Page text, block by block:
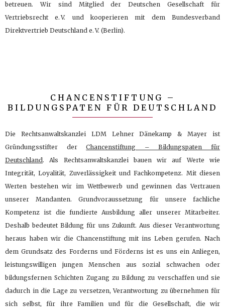
betreuen. Wir sind Mitglied der Deutschen Gesellschaft für
Vertriebsrecht e. V. und kooperieren mit dem Bundesverband
Direktvertrieb Deutschland e. V. (Berlin).
CHANCENSTIFTUNG –
BILDUNGSPATEN FÜR DEUTSCHLAND
Die Rechtsanwaltskanzlei LDM Lehner Dänekamp & Mayer ist
Gründungsstifter derChancenstiftung – Bildungspaten für
Deutschland. Als Rechtsanwaltskanzlei bauen wir auf Werte wie
Integrität, Loyalität, Zuverlässigkeit und Fachkompetenz. Mit diesen
Werten bestehen wir im Wettbewerb und gewinnen das Vertrauen
unserer Mandanten. Grundvoraussetzung für unsere fachliche
Kompetenz ist die fundierte Ausbildung aller unserer Mitarbeiter.
Deshalb bedeutet Bildung für uns Zukunft. Aus dieser Verantwortung
heraus haben wir die Chancenstiftung mit ins Leben gerufen. Nach
dem Grundsatz des Forderns und Förderns ist es uns ein Anliegen,
leistungswilligen jungen Menschen aus sozial schwachen oder
bildungsfernen Schichten Zugang zu Bildung zu verschaffen und sie
dadurch in die Lage zu versetzen, Verantwortung zu übernehmen für
sich selbst, für ihre Familien und für die Gesellschaft, die wir